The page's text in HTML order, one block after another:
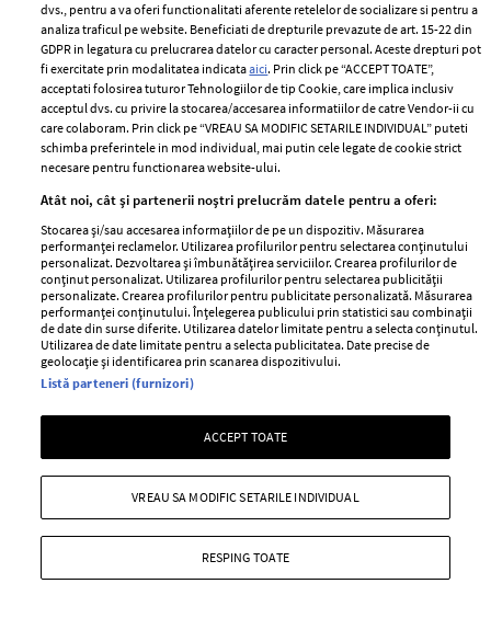
Fusta din matase Sonia Rykiel
MATASE
05 mai 2010
+ MAI MULTE
Bluza din matase Red Herring
dvs., pentru a va oferi functionalitati aferente retelelor de socializare si pentru a
analiza traficul pe website. Beneficiati de drepturile prevazute de art. 15-22 din
GDPR in legatura cu prelucrarea datelor cu caracter personal. Aceste drepturi pot
fi exercitate prin modalitatea indicataaici. Prin click pe “ACCEPT TOATE”,
acceptati folosirea tuturor Tehnologiilor de tip Cookie, care implica inclusiv
acceptul dvs. cu privire la stocarea/accesarea informatiilor de catre Vendor-ii cu
care colaboram. Prin click pe “VREAU SA MODIFIC SETARILE INDIVIDUAL” puteti
schimba preferintele in mod individual, mai putin cele legate de cookie strict
necesare pentru functionarea website-ului.
Atât noi, cât și partenerii noștri prelucrăm datele pentru a oferi:
Stocarea și/sau accesarea informațiilor de pe un dispozitiv. Măsurarea
performanței reclamelor. Utilizarea profilurilor pentru selectarea conținutului
personalizat. Dezvoltarea și îmbunătățirea serviciilor. Crearea profilurilor de
conținut personalizat. Utilizarea profilurilor pentru selectarea publicității
personalizate. Crearea profilurilor pentru publicitate personalizată. Măsurarea
performanței conținutului. Înțelegerea publicului prin statistici sau combinații
de date din surse diferite. Utilizarea datelor limitate pentru a selecta conținutul.
Utilizarea de date limitate pentru a selecta publicitatea. Date precise de
geolocație și identificarea prin scanarea dispozitivului.
Listă parteneri (furnizori)
ACCEPT TOATE
RESPING TOATE
VREAU SA MODIFIC SETARILE INDIVIDUAL